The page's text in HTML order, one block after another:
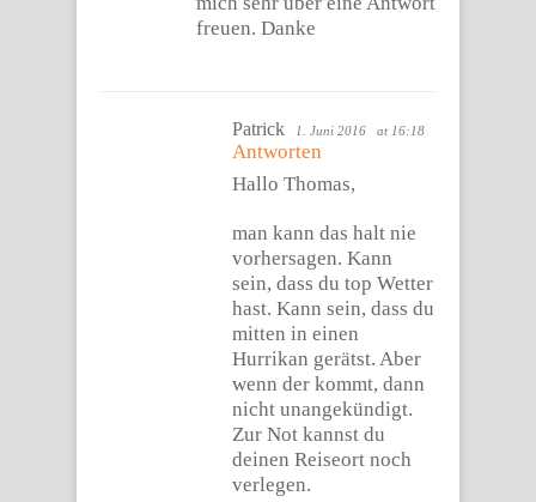
freuen. Danke
Patrick 1. Juni 2016 at 16:18
Antworten
Hallo Thomas,
man kann das halt nie
vorhersagen. Kann
sein, dass du top Wetter
hast. Kann sein, dass du
mitten in einen
Hurrikan gerätst. Aber
wenn der kommt, dann
nicht unangekündigt.
Zur Not kannst du
deinen Reiseort noch
verlegen.